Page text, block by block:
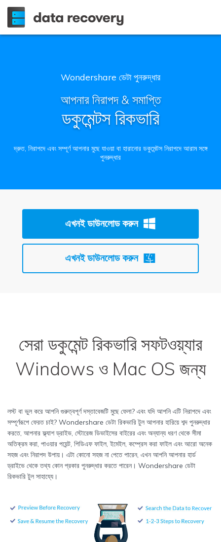
Wondershare ডেটা পুনরুদ্ধার
আপনার নিরাপদ & সমাপ্তি
ডকুমেন্টস রিকভারি
দ্রুত, নিরাপদে এবং সম্পূর্ণ আপনার মুছে যাওয়া বা হারানোর ডকুমেন্টস নিরাপদে আরাম সঙ্গে
পুনরুদ্ধার
এখনই ডাউনলোড করুন
এখনই ডাউনলোড করুন
সেরা ডকুমেন্ট রিকভারি সফটওয়্যার
Windows ও Mac OS জন্য
লস্ট বা ভুল করে আপনি গুরুত্বপূর্ণ দস্তাবেজটি মুছে ফেলা? এবং যদি আপনি এটি নিরাপদে এবং
সম্পূর্ণরূপে ফেরত চাই? Wondershare ডেটা রিকভারি টুল আপনার হারিয়ে শব্দ পুনরুদ্ধার
করতে, আপনার ফ্ল্যাশ ড্রাইভ, স্টোরেজ ডিভাইসের বাইরের এবং অন্যান্য ধরণ থেকে সীমা
অতিক্রম করা, পাওয়ার পয়েন্ট, পিডিএফ ফাইল, ইমেইল, কম্প্রেস করা ফাইল এবং আরো অনেক
সহজ এবং নিরাপদ উপায়। এটা কোনো সহজ না পেতে পারেন, এখন আপনি আপনার হার্ড
ড্রাইভে থেকে তথ্য কোন প্রকার পুনরুদ্ধার করতে পারেন। Wondershare ডেটা
রিকভারি টুল সাহায্যে।